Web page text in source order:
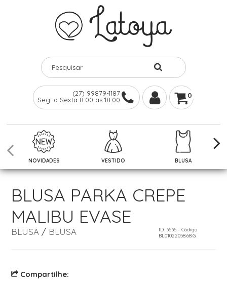
(27) 99879-1187
Seg. a Sexta 8:00 as 18:00
0
NOVIDADES VESTIDO BLUSA
BLUSA PARKA CREPE
MALIBU EVASE
BLUSA/ BLUSA
ID: 3636 - Código
BL01022058.68.G
Compartilhe: